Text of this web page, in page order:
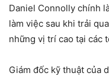
Daniel Connolly chính
làm việc sau khi trải
những vị trí cao tại các
Giám đốc kỹ thuật của